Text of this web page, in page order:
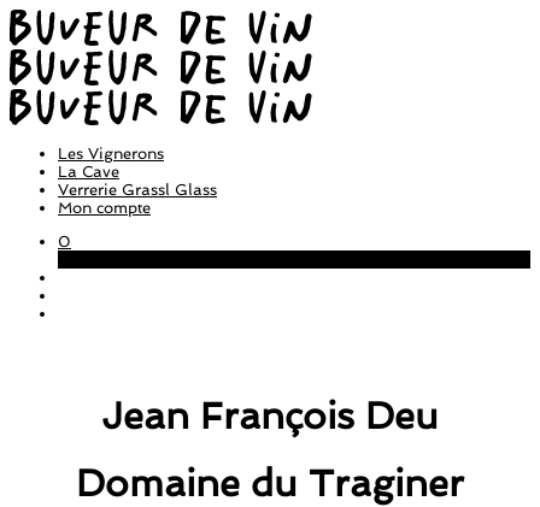
Les Vignerons
La Cave
Verrerie Grassl Glass
Mon compte
0
Jean François Deu
Domaine du Traginer